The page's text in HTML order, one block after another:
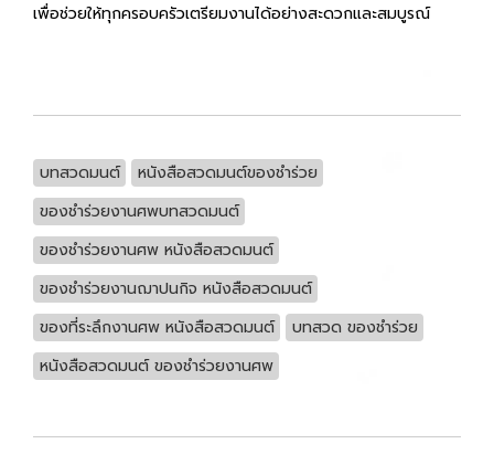
เพื่อช่วยให้ทุกครอบครัวเตรียมงานได้อย่างสะดวกและสมบูรณ์
บทสวดมนต์
หนังสือสวดมนต์ของชำร่วย
ของชำร่วยงานศพบทสวดมนต์
ของชำร่วยงานศพ หนังสือสวดมนต์
ของชำร่วยงานฌาปนกิจ หนังสือสวดมนต์
ของที่ระลึกงานศพ หนังสือสวดมนต์
บทสวด ของชำร่วย
หนังสือสวดมนต์ ของชำร่วยงานศพ